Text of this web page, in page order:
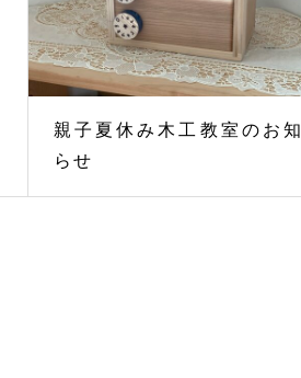
親子夏休み木工教室のお知
らせ